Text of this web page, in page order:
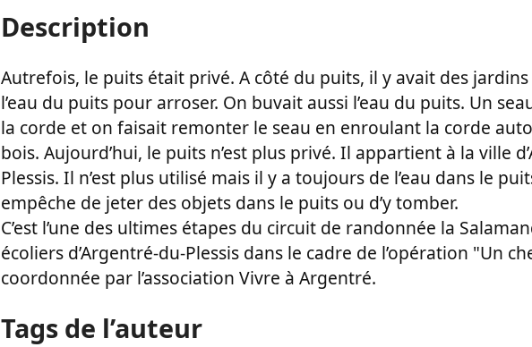
Description
Autrefois, le puits était privé. A côté du puits, il y avait des
l’eau du puits pour arroser. On buvait aussi l’eau du puits. Un
la corde et on faisait remonter le seau en enroulant la corde
bois. Aujourd’hui, le puits n’est plus privé. Il appartient à la ville
Plessis. Il n’est plus utilisé mais il y a toujours de l’eau dans le
empêche de jeter des objets dans le puits ou d’y tomber.
C’est l’une des ultimes étapes du circuit de randonnée la
écoliers d’Argentré-du-Plessis dans le cadre de l’opération "Un
coordonnée par l’association Vivre à Argentré.
Tags de l’auteur